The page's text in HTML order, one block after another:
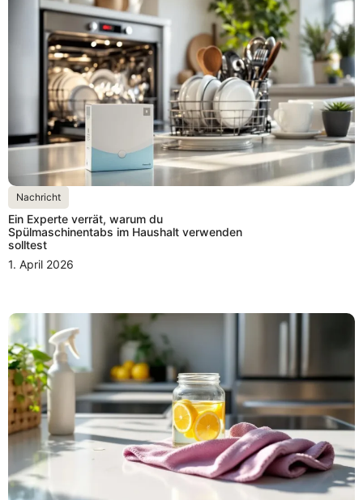
Nachricht
Ein Experte verrät, warum du
Spülmaschinentabs im Haushalt verwenden
solltest
1. April 2026